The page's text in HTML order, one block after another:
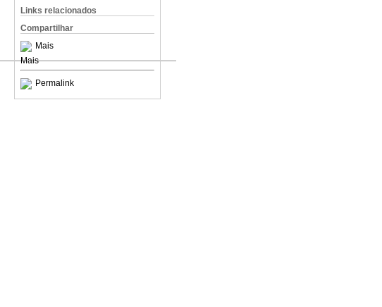
Links relacionados
Compartilhar
Mais
Mais
Permalink